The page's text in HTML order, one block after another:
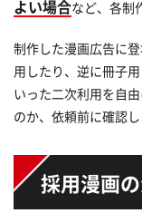
よい場合など、各制
制作した漫画広告に
用したり、逆に冊子
いった二次利用を自
のか、依頼前に確認し
採用漫画